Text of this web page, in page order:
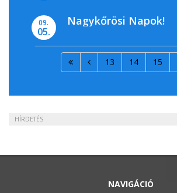
09.
05.
Nagykőrösi Napok!
13 14 15
HÍRDETÉS
NAVIGÁCIÓ